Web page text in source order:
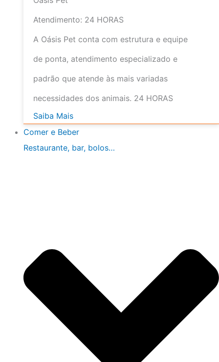
Atendimento: 24 HORAS
A Oásis Pet conta com estrutura e equipe
de ponta, atendimento especializado e
padrão que atende às mais variadas
necessidades dos animais. 24 HORAS
Saiba Mais
Comer e Beber
Restaurante, bar, bolos…